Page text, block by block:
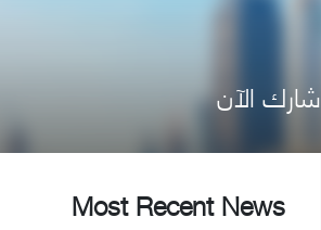
شارك الآن
Most Recent News